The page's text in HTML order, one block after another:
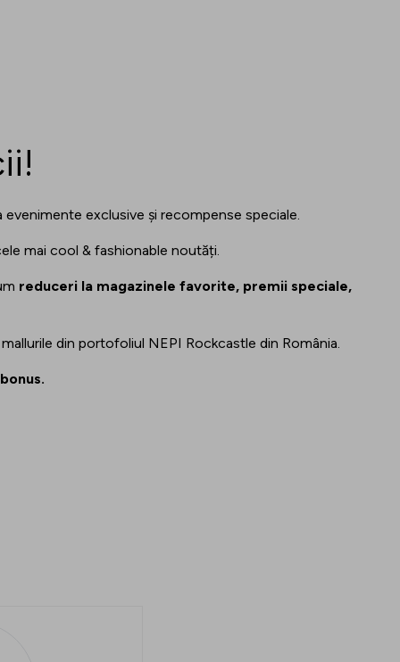
exclusive și recompense speciale.
mai cool & fashionable noutăți.
reduceri la magazinele favorite, premii speciale,
din portofoliul NEPI Rockcastle din România.